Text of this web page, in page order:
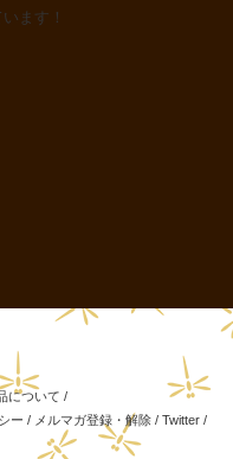
ます！
について /
ー / メルマガ登録・解除 / Twitter /